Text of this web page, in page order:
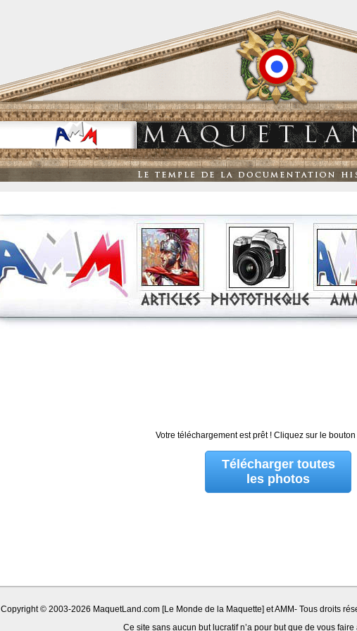
Votre téléchargement est prêt ! Cliquez sur le
Télécharger toutes
les photos
Copyright © 2003-2026 MaquetLand.com [Le Monde de la Maquette] et AMM- Tous droits
Ce site sans aucun but lucratif n’a pour but que de vous faire